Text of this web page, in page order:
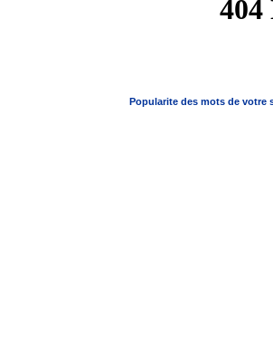
Popularite des mots de votre